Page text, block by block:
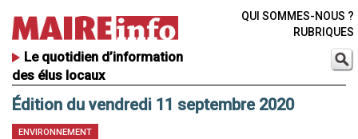
Le quotidien d’information
des élus locaux
QUI SOMMES-NOUS ?
RUBRIQUES
Édition du vendredi 11 septembre 2020
ENVIRONNEMENT